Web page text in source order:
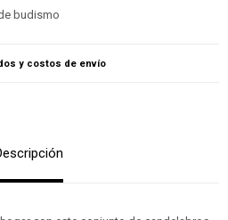
budismo
y costos de envío